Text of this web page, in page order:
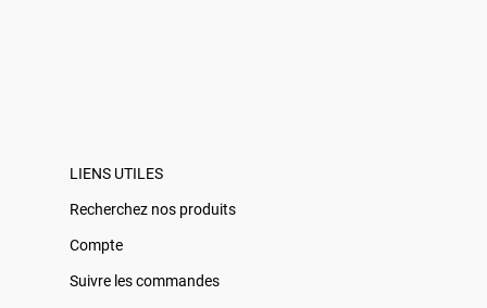
LIENS UTILES
Recherchez nos produits
Compte
Suivre les commandes